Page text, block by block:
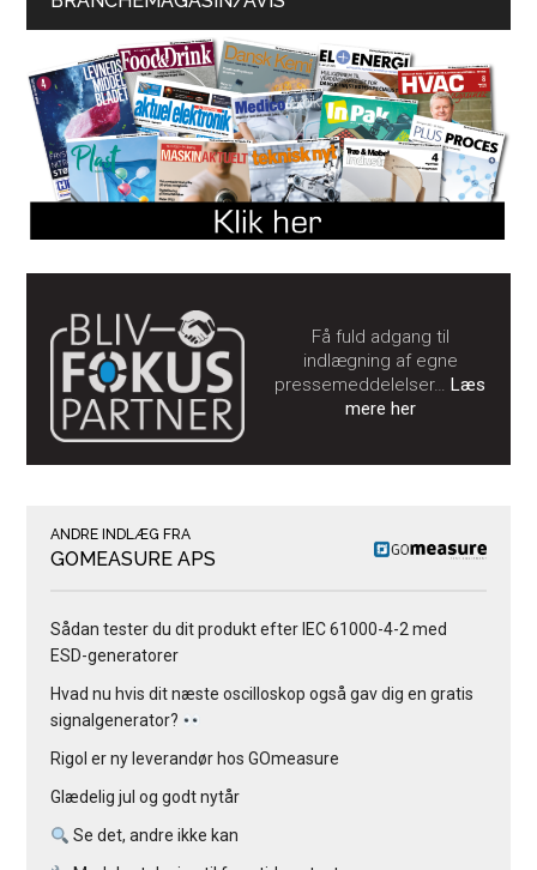
Få fuld adgang til
indlægning af egne
pressemeddelelser…Læs
mere her
ANDRE INDLÆG FRA
GOMEASURE APS
Sådan tester du dit produkt efter IEC 61000-4-2 med
ESD-generatorer
Hvad nu hvis dit næste oscilloskop også gav dig en gratis
signalgenerator?
Rigol er ny leverandør hos GOmeasure
Glædelig jul og godt nytår
Se det, andre ikke kan